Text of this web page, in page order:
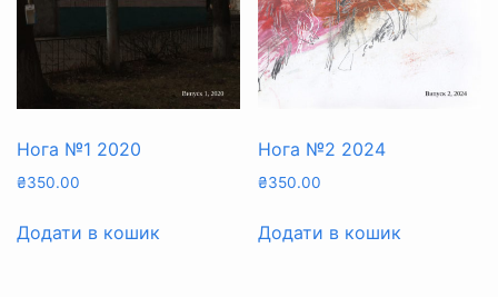
Нога №1 2020
₴350.00
Додати в кошик
Нога №2 2024
₴350.00
Додати в кошик